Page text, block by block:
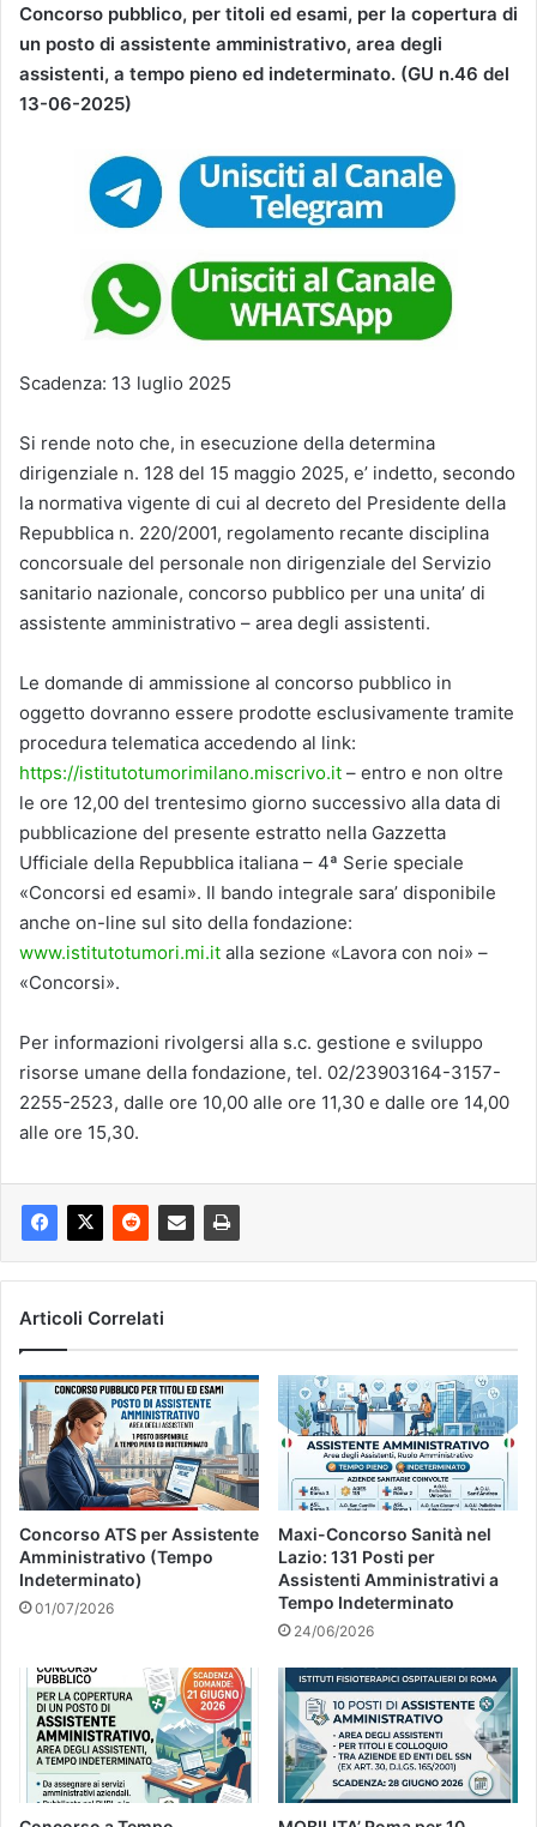
Concorso pubblico, per titoli ed esami, per la copertura di
un posto di assistente amministrativo, area degli
assistenti, a tempo pieno ed indeterminato. (GU n.46 del
13-06-2025)
Scadenza: 13 luglio 2025
Si rende noto che, in esecuzione della determina
dirigenziale n. 128 del 15 maggio 2025, e’ indetto, secondo
la normativa vigente di cui al decreto del Presidente della
Repubblica n. 220/2001, regolamento recante disciplina
concorsuale del personale non dirigenziale del Servizio
sanitario nazionale, concorso pubblico per una unita’ di
assistente amministrativo – area degli assistenti.
Le domande di ammissione al concorso pubblico in
oggetto dovranno essere prodotte esclusivamente tramite
procedura telematica accedendo al link:
https://istitutotumorimilano.miscrivo.it – entro e non oltre
le ore 12,00 del trentesimo giorno successivo alla data di
pubblicazione del presente estratto nella Gazzetta
Ufficiale della Repubblica italiana – 4ª Serie speciale
«Concorsi ed esami». Il bando integrale sara’ disponibile
anche on-line sul sito della fondazione:
www.istitutotumori.mi.it alla sezione «Lavora con noi» –
«Concorsi».
Per informazioni rivolgersi alla s.c. gestione e sviluppo
risorse umane della fondazione, tel. 02/23903164-3157-
2255-2523, dalle ore 10,00 alle ore 11,30 e dalle ore 14,00
alle ore 15,30.
Articoli Correlati
Concorso ATS per Assistente
Amministrativo (Tempo
Indeterminato)
01/07/2026
Maxi-Concorso Sanità nel
Lazio: 131 Posti per
Assistenti Amministrativi a
Tempo Indeterminato
24/06/2026